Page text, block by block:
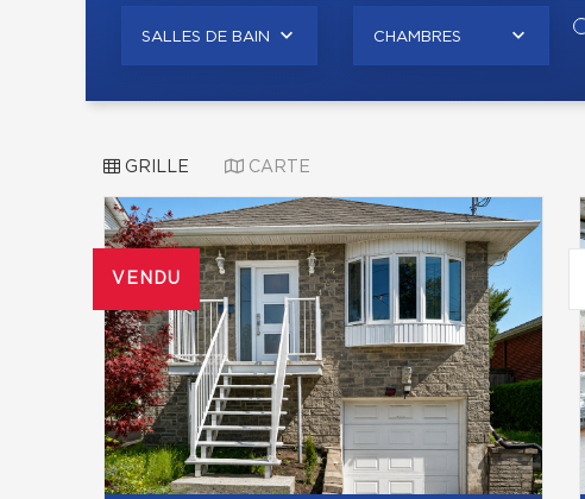
SALLES DE BAIN
CHAMBRES
GRILLE CARTE
VENDU